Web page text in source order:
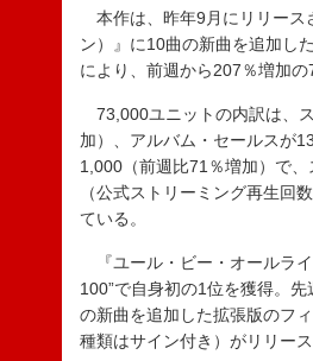
本作は、昨年9月にリリース
ン）』に10曲の新曲を追加し
により、前週から207％増加の
73,000ユニットの内訳は、
加）、アルバム・セールスが
1,000（前週比71％増加）で
（公式ストリーミング再生回
ている。
『ユール・ビー・オールラ
100”で自身初の1位を獲得。
の新曲を追加した拡張版のフ
種類はサイン付き）がリリース